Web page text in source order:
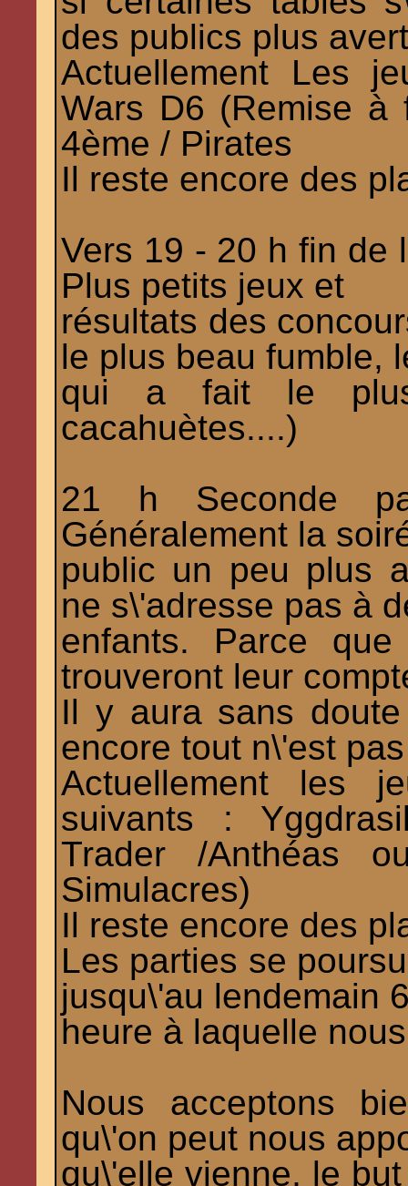
des publics plus
Actuellement Les
Wars D6 (Remise à
4ème / Pirates
Il reste encore des
Vers 19 - 20 h fin de
Plus petits jeux et
résultats des
le plus beau fumble,
qui a fait le
cacahuètes....)
21 h Seconde
Généralement la
public un peu plus
ne s\'adresse pas à
enfants. Parce
trouveront leur
Il y aura sans
encore tout n\'est
Actuellement les
suivants :
Trader /Anthéas
Simulacres)
Il reste encore des
Les parties se
jusqu\'au lendemain
heure à laquelle
Nous acceptons
qu\'on peut nous
qu\'elle vienne, le